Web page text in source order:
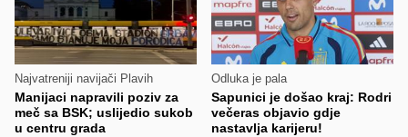
Najvatreniji navijači Plavih
Manijaci napravili poziv za
meč sa BSK; uslijedio sukob
u centru grada
Odluka je pala
Sapunici je došao kraj: Rodri
večeras objavio gdje
nastavlja karijeru!